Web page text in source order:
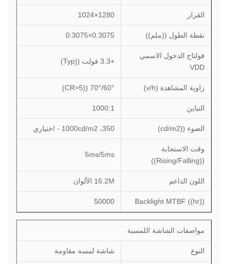
القرار 1280×1024
نقطة الطول ((ملم)) 0.3075×0.3075
فولتاج الدخول الاسمي
VDD
+3.3 فولت ((Typ)
زاوية المشاهدة (v/h) 60°/70° ((CR>5)
التباين 1000:1
الضوء ((cd/m2) 350، 1000cd/m2 - اختياري
وقت الاستجابة
((Rising/Falling))
5ms/5ms
اللون الداعم 16.2M الألوان
Backlight MTBF ((hr))
50000
مواصفات الشاشة اللمسية
النوع شاشة لمسة مقاومة